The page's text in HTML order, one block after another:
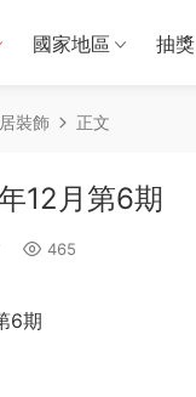
國家地區 抽獎
裝飾 正文
12月第6期
465
6期